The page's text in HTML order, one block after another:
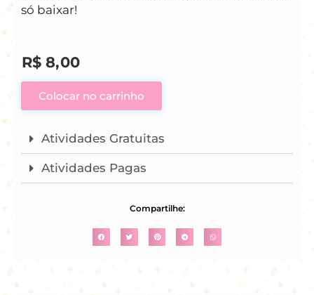
só baixar!
R$ 8,00
Colocar no carrinho
Atividades Gratuitas
Atividades Pagas
Compartilhe: